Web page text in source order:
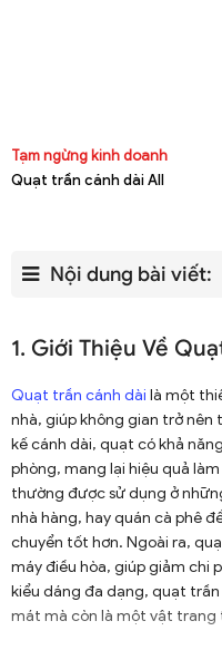
Tạm ngừng kinh doanh
Quạt trần cánh dài All
Nội dung bài viết:
1. Giới Thiệu Về
Quạt trần cánh dài là một
nhà, giúp không gian trở nên
kế cánh dài, quạt có khả
phòng, mang lại hiệu quả
thường được sử dụng ở
nhà hàng, hay quán cà phê
chuyển tốt hơn. Ngoài ra,
máy điều hòa, giúp giảm chi
kiểu dáng đa dạng, quạt
mát mà còn là một vật trang